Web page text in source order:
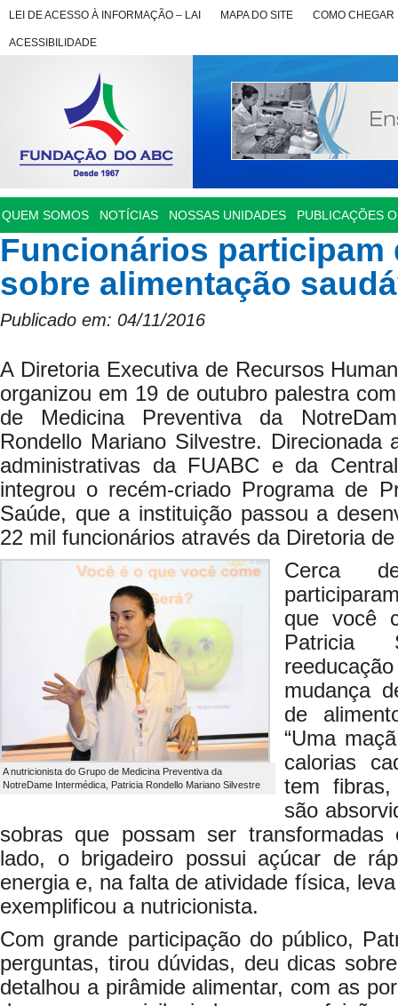
LEI DE ACESSO À INFORMAÇÃO – LAI MAPA DO SITE COMO CHEGAR
ACESSIBILIDADE
QUEM SOMOS NOTÍCIAS NOSSAS UNIDADES PUBLICAÇÕES
Funcionários participam
sobre alimentação
Publicado em: 04/11/2016
A Diretoria Executiva de Recursos
organizou em 19 de outubro palestra
de Medicina Preventiva da
Rondello Mariano Silvestre. Direcionada
administrativas da FUABC e da
integrou o recém-criado Programa de
Saúde, que a instituição passou a
22 mil funcionários através da Diretoria
A nutricionista do Grupo de Medicina Preventiva da
NotreDame Intermédica, Patricia Rondello Mariano Silvestre
Cerca
que você
Patricia
mudança
de
“Uma
calorias
tem
são
sobras que possam ser
lado, o brigadeiro possui açúcar de
energia e, na falta de atividade física,
exemplificou a nutricionista.
Com grande participação do público,
perguntas, tirou dúvidas, deu dicas
detalhou a pirâmide alimentar, com as